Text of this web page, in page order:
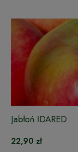
Jabłoń IDARED
22,90 zł